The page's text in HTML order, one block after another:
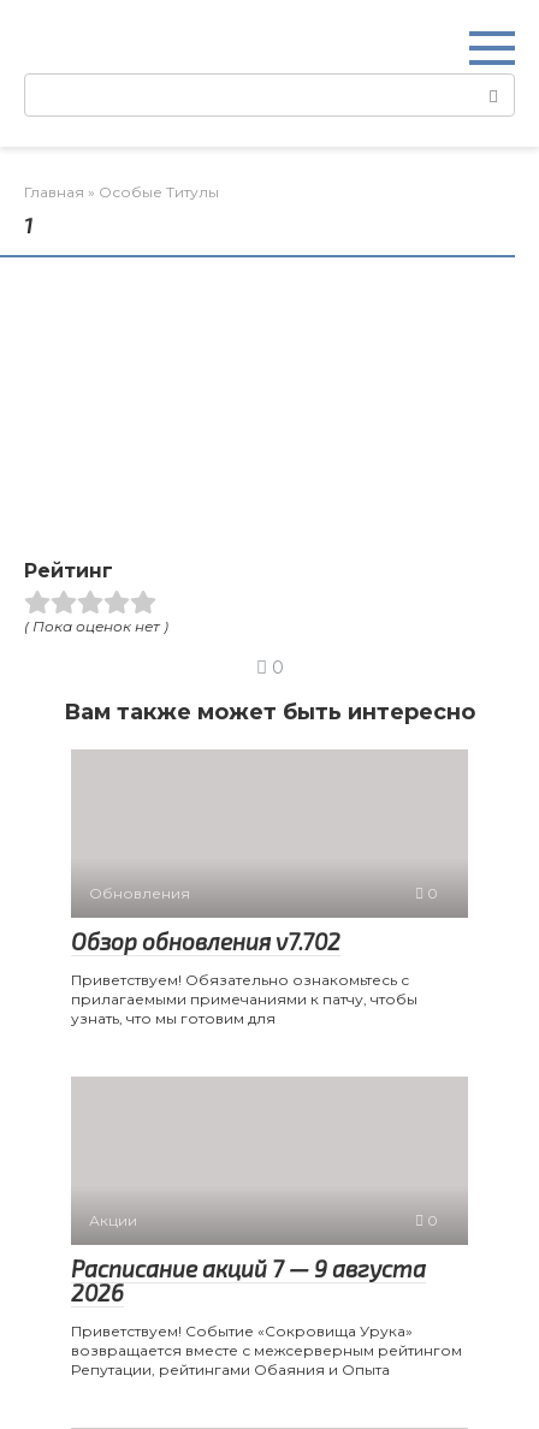
Поиск:
Главная » Особые Титулы
1
Рейтинг
( Пока оценок нет )
0
Вам также может быть интересно
Обновления 0
Обзор обновления v7.702
Приветствуем! Обязательно ознакомьтесь с
прилагаемыми примечаниями к патчу, чтобы
узнать, что мы готовим для
Акции 0
Расписание акций 7 — 9 августа
2026
Приветствуем! Событие «Сокровища Урука»
возвращается вместе с межсерверным рейтингом
Репутации, рейтингами Обаяния и Опыта